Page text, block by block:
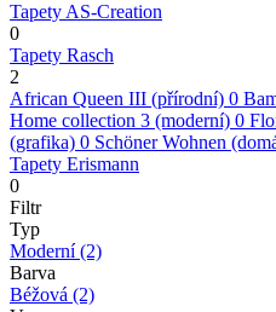
Tapety AS-Creation
0
Tapety Rasch
2
African Queen III (přírodní) 0
Home collection 3 (moderní) 0
(grafika) 0 Schöner Wohnen
Tapety Erismann
0
Filtr
Typ
Moderní(2)
Barva
Béžová (2)